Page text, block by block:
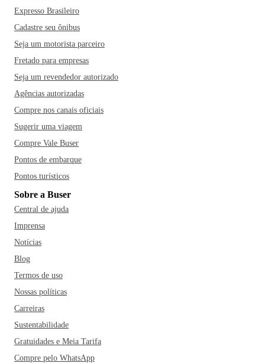
Expresso Brasileiro
Cadastre seu ônibus
Seja um motorista parceiro
Fretado para empresas
Seja um revendedor autorizado
Agências autorizadas
Compre nos canais oficiais
Sugerir uma viagem
Compre Vale Buser
Pontos de embarque
Pontos turísticos
Sobre a Buser
Central de ajuda
Imprensa
Notícias
Blog
Termos de uso
Nossas políticas
Carreiras
Sustentabilidade
Gratuidades e Meia Tarifa
Compre pelo WhatsApp